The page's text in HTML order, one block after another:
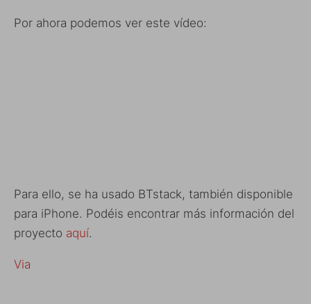
Por ahora podemos ver este vídeo:
Para ello, se ha usado BTstack, también disponible
para iPhone. Podéis encontrar más información del
proyecto aquí.
Via